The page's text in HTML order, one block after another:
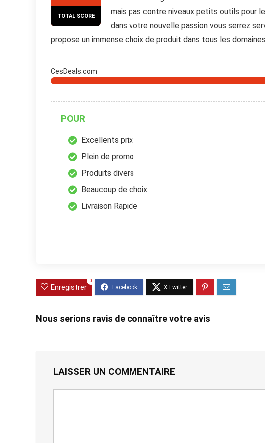
TOTAL SCORE
mais pas contre niveaux petits outils pour
dans votre nouvelle passion vous serrez
propose un immense choix de produit dans tous les domaines
CesDeals.com
POUR
Excellents prix
Plein de promo
Produits divers
Beaucoup de choix
Livraison Rapide
Enregistrer
0
Nous serions ravis de connaître votre avis
LAISSER UN COMMENTAIRE